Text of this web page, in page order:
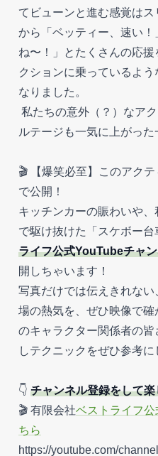
てビューンと進む感覚は
から「ベッティー、速い
ね〜！」とたくさんの応
クションに乗っているよ
なりました。
私たちの意外（？）なア
ルテージも一気に上がった
🎬 【爆笑必至】このアク
で公開！
キッチンカーの賑わいや
で駆け抜けた「スケボー台
ライフ公式YouTubeチャ
開しちゃいます！
写真だけでは伝えきれな
場の熱気を、ぜひ映像で
のキャラクター関係者の
しテクニックをぜひ参考に
👇 チャンネル登録をして
🎬 有限会社ベストライフ公
ちら
https://youtube.com/